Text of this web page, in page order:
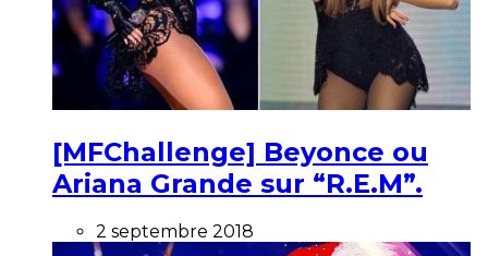
[MFChallenge] Beyonce ou
Ariana Grande sur “R.E.M”.
2 septembre 2018